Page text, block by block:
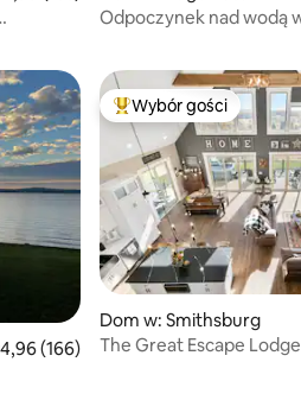
Odpoczynek nad wodą
ocena: 4,96 na 5, liczba
4,96 (166)
Najpopularniejsze z
Wybór gości
Dom w: Smithsburg
The Great Escape